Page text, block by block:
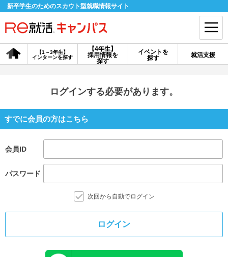
新卒学生のためのスカウト型就職情報サイト
【4年生】
採用情報を
探す
【1～3年生】
インターンを探す
イベントを
探す
就活支援
会員登録 ログイン
探す
採用情報を探す
就活ノウハウ・サポート
ログインする必要があります。
すでに会員の方はこちら
会員ID
パスワード
次回から自動でログイン
ログイン